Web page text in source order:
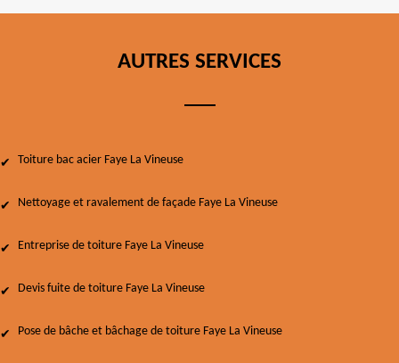
AUTRES SERVICES
Toiture bac acier Faye La Vineuse
Nettoyage et ravalement de façade Faye La Vineuse
Entreprise de toiture Faye La Vineuse
Devis fuite de toiture Faye La Vineuse
Pose de bâche et bâchage de toiture Faye La Vineuse